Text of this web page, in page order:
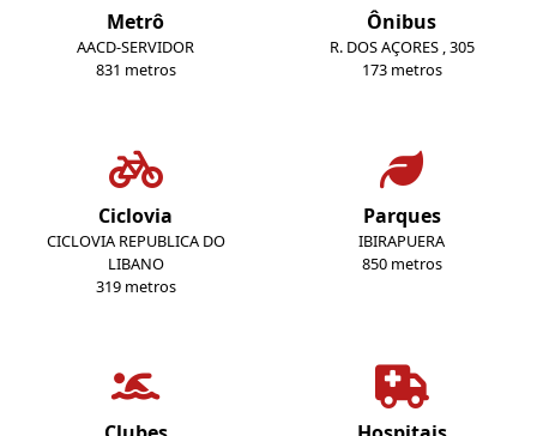
Metrô
AACD-SERVIDOR
831 metros
Ônibus
R. DOS AÇORES , 305
173 metros
Ciclovia
CICLOVIA REPUBLICA DO
LIBANO
319 metros
Parques
IBIRAPUERA
850 metros